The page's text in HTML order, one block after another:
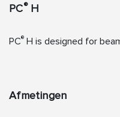
PC®H
PC® H is designed for
Afmetingen